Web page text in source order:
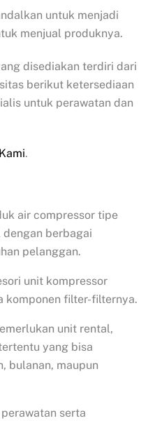
untuk menjadi
menjual produknya.
disediakan terdiri dari
berikut ketersediaan
untuk perawatan dan
.
air compressor tipe
dengan berbagai
pelanggan.
unit kompressor
komponen filter-filternya.
unit rental,
yang bisa
bulanan, maupun
serta